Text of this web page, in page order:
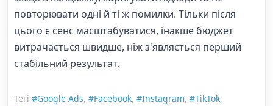
повторювати одні й ті ж помилки. Тільки після
цього є сенс масштабуватися, інакше бюджет
витрачається швидше, ніж з'являється перший
стабільний результат.
Тегі #Google Ads, #Facebook, #Instagram, #TikTok,